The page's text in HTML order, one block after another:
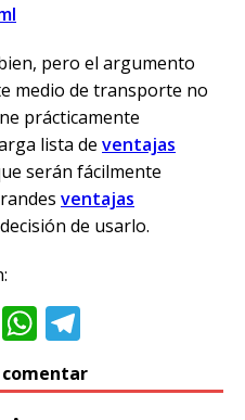
pero el argumento
medio de transporte no
prácticamente
lista de ventajas
serán fácilmente
ventajas
de usarlo.
G W
at e
comentar